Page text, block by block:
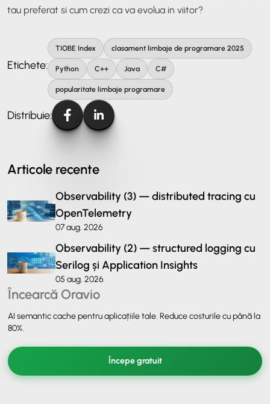
tau preferat si cum crezi ca va evolua in viitor?
Etichete:
TIOBE Index clasament limbaje de programare 2025
Python C++ Java C#
popularitate limbaje programare
Distribuie:
Articole recente
Observability (3) — distributed tracing cu
OpenTelemetry
07 aug. 2026
Observability (2) — structured logging cu
Serilog și Application Insights
05 aug. 2026
Încearcă Oravio
AI semantic cache pentru aplicațiile tale. Reduce costurile cu până la
80%.
Începe gratuit